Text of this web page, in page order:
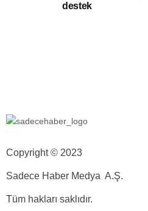
destek
Copyright © 2023
Sadece Haber Medya A.Ş.
Tüm hakları saklıdır.